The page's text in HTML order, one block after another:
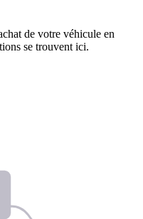
de votre véhicule en
se trouvent ici.